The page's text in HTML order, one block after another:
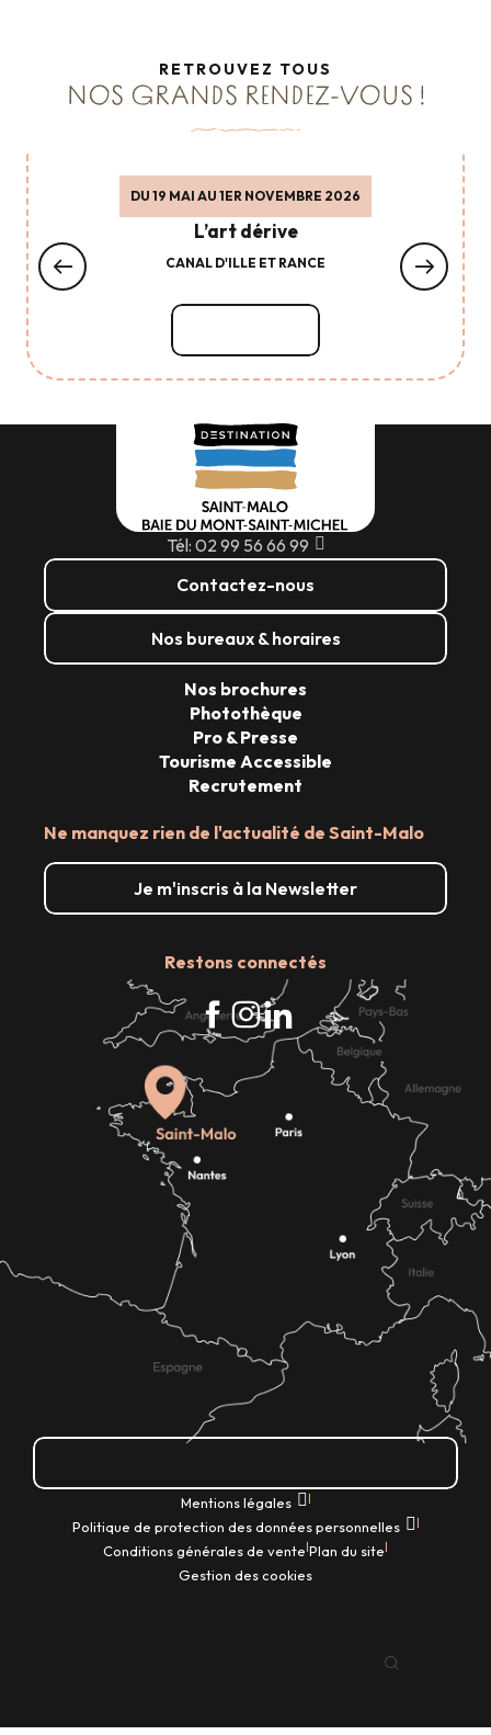
RETROUVEZ TOUS
NOS GRANDS RENDEZ-VOUS !
DU 19 MAI AU 1ER NOVEMBRE 2026
L’art dérive
CANAL D'ILLE ET RANCE
Tél: 02 99 56 66 99
Contactez-nous
Nos bureaux & horaires
Ne manquez rien de l'actualité de Saint-Malo
Je m'inscris à la Newsletter
Restons connectés
Nos brochures
Photothèque
Pro & Presse
Tourisme Accessible
Recrutement
Mentions légales |
Politique de protection des données personnelles |
Conditions générales de vente|Plan du site|
Gestion des cookies